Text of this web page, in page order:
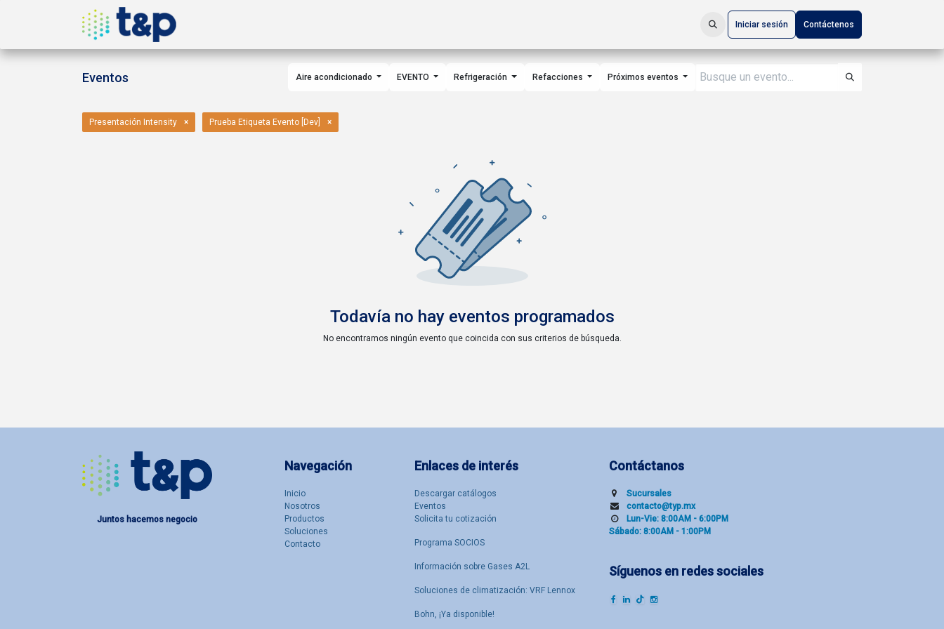
Iniciar sesión Contáctenos
Eventos Aire acondicionado EVENTO Refrigeración Refacciones Próximos eventos
Presentación Intensity × Prueba Etiqueta Evento [Dev] ×
Todavía no hay eventos programados
No encontramos ningún evento que coincida con sus criterios de búsqueda.
Enlaces de interés
Descargar catálogos
Eventos
Solicita tu cotización
Programa SOCIOS
Información sobre Gases A2L
Soluciones de climatización: VRF Lennox
Bohn, ¡Ya disponible!
Navegación
Inicio
Nosotro​s
Productos
Soluciones
Contacto
Contáctanos
Sucu​rsal​es
contacto@typ.mx
Lun-Vie: 8:00AM - 6:00PM
Sábado: 8:00AM - 1:00PM
Síguenos en redes sociales
Juntos hacemos negocio